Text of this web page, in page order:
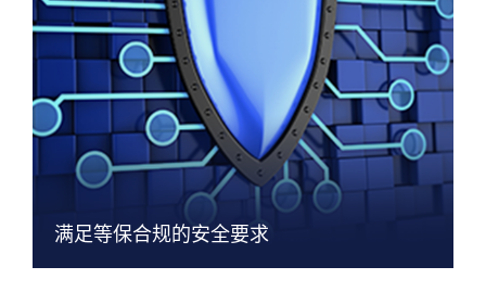
满足等保合规的安全要求